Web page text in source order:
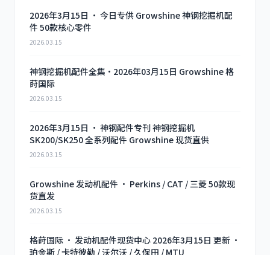
利勃海尔
山猫
潍柴
2026年3月15日 · 今日专供 Growshine 神钢挖掘机配
件 50款核心零件
2026.03.15
神钢挖掘机配件全集·2026年03月15日 Growshine 格
莳国际
2026.03.15
2026年3月15日 · 神钢配件专刊 神钢挖掘机
SK200/SK250 全系列配件 Growshine 现货直供
2026.03.15
Growshine 发动机配件 · Perkins / CAT / 三菱 50款现
货直发
2026.03.15
格莳国际 · 发动机配件现货中心 2026年3月15日 更新 ·
珀金斯 / 卡特彼勒 / 沃尔沃 / 久保田 / MTU